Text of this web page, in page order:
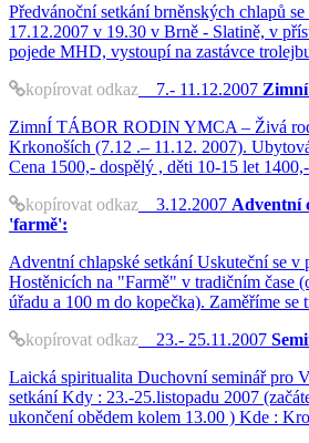
Předvánoční setkání brněnských chlapů
17.12.2007 v 19.30 v Brně - Slatině, v
pojede MHD, vystoupí na zastávce
kopírovat odkaz 7.- 11.12.2007
ZimnÍ TÁBOR RODIN YMCA – Živá
Krkonoších (7.12 .– 11.12. 2007).
Cena 1500,- dospělý , děti 10-15 let
kopírovat odkaz 3.12.2007 Adventní
'farmě':
Adventní chlapské setkání Uskuteční se v
Hostěnicích na "Farmě" v tradičním čase
úřadu a 100 m do kopečka). Zaměříme
kopírovat odkaz 23.- 25.11.2007
Laická spiritualita Duchovní seminář pro
setkání Kdy : 23.-25.listopadu 2007
ukončení obědem kolem 13.00 ) Kde :